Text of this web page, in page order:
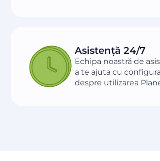
Asistență 24/7
Echipa noastră de
a te ajuta cu
despre utilizarea